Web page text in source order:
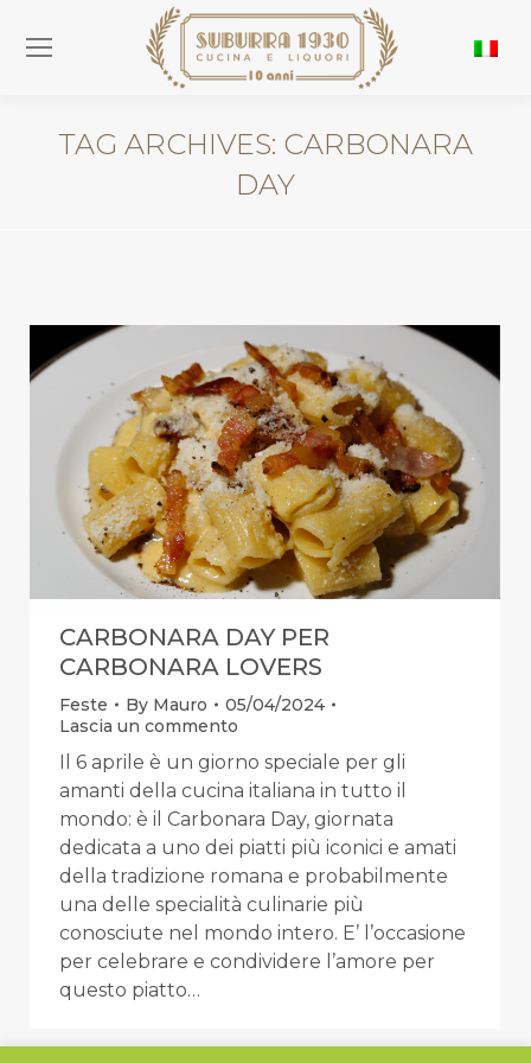
TAG ARCHIVES: CARBONARA
DAY
CARBONARA DAY PER
CARBONARA LOVERS
Feste By Mauro
05/04/2024
Lascia un commento
Il 6 aprile è un giorno speciale per gli
amanti della cucina italiana in tutto il
mondo: è il Carbonara Day, giornata
dedicata a uno dei piatti più iconici e amati
della tradizione romana e probabilmente
una delle specialità culinarie più
conosciute nel mondo intero. E’ l’occasione
per celebrare e condividere l’amore per
questo piatto…